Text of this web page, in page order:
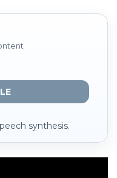
synthesis.